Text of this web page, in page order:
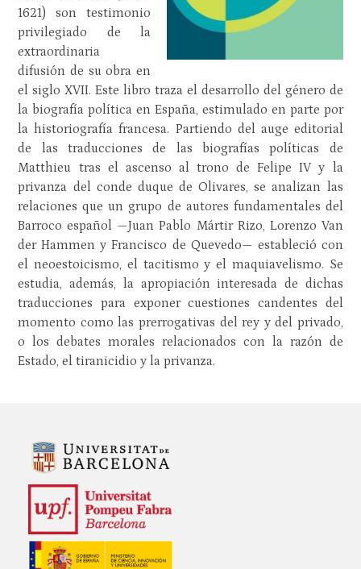
1621) son testimonio
privilegiado de la
extraordinaria
difusión de su obra en
el siglo XVII. Este libro traza el desarrollo del género de
la biografía política en España, estimulado en parte por
la historiografía francesa. Partiendo del auge editorial
de las traducciones de las biografías políticas de
Matthieu tras el ascenso al trono de Felipe IV y la
privanza del conde duque de Olivares, se analizan las
relaciones que un grupo de autores fundamentales del
Barroco español —Juan Pablo Mártir Rizo, Lorenzo Van
der Hammen y Francisco de Quevedo— estableció con
el neoestoicismo, el tacitismo y el maquiavelismo. Se
estudia, además, la apropiación interesada de dichas
traducciones para exponer cuestiones candentes del
momento como las prerrogativas del rey y del privado,
o los debates morales relacionados con la razón de
Estado, el tiranicidio y la privanza.